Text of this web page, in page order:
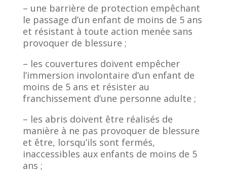
– une barrière de protection empêchant
le passage d’un enfant de moins de 5 ans
et résistant à toute action menée sans
provoquer de blessure ;
– les couvertures doivent empêcher
l’immersion involontaire d’un enfant de
moins de 5 ans et résister au
franchissement d’une personne adulte ;
– les abris doivent être réalisés de
manière à ne pas provoquer de blessure
et être, lorsqu’ils sont fermés,
inaccessibles aux enfants de moins de 5
ans ;